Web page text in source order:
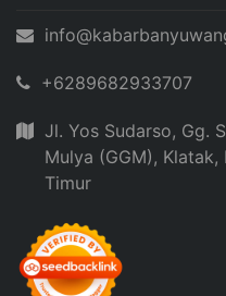
+6289682933707
Jl. Yos Sudarso, Gg.
Mulya (GGM),
Timur